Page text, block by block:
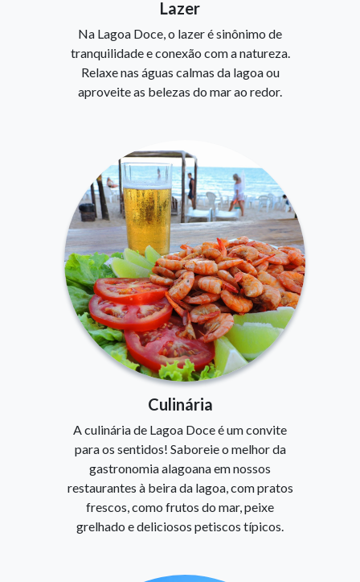
Lazer
Na Lagoa Doce, o lazer é sinônimo de
tranquilidade e conexão com a natureza.
Relaxe nas águas calmas da lagoa ou
aproveite as belezas do mar ao redor.
Culinária
A culinária de Lagoa Doce é um convite
para os sentidos! Saboreie o melhor da
gastronomia alagoana em nossos
restaurantes à beira da lagoa, com pratos
frescos, como frutos do mar, peixe
grelhado e deliciosos petiscos típicos.